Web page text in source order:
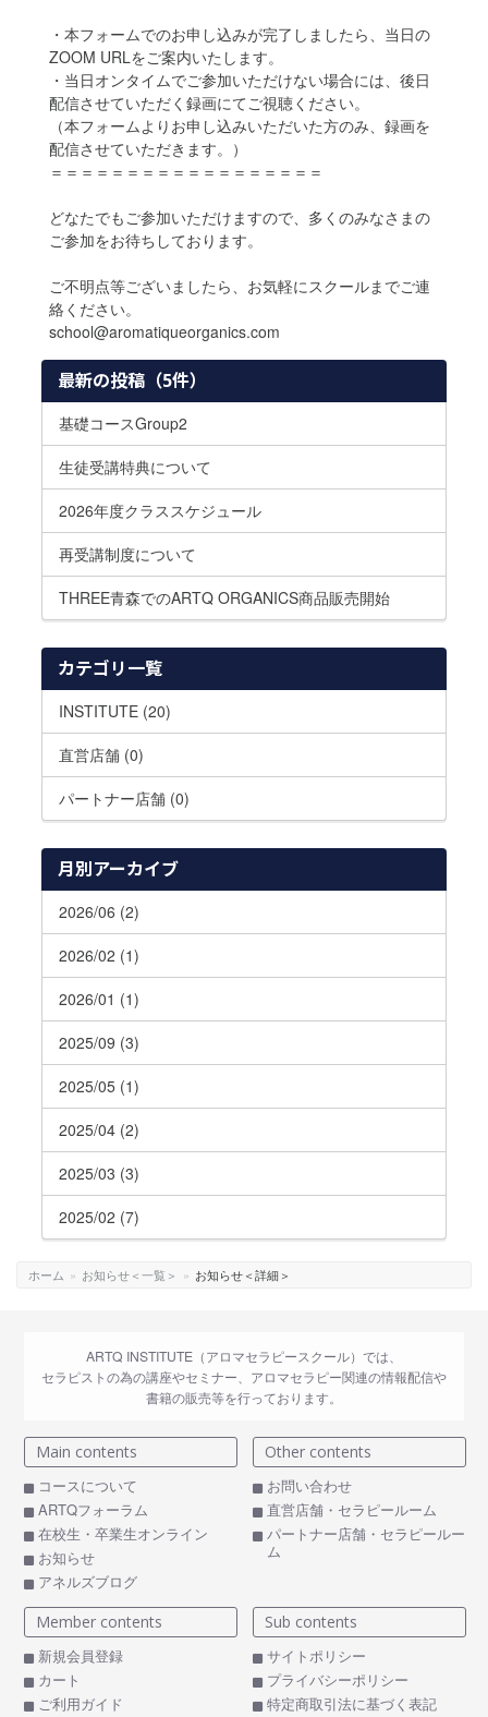
・本フォームでのお申し込みが完了しましたら、当日の
ZOOM URLをご案内いたします。
・当日オンタイムでご参加いただけない場合には、後日
配信させていただく録画にてご視聴ください。
（本フォームよりお申し込みいただいた方のみ、録画を
配信させていただきます。）
＝＝＝＝＝＝＝＝＝＝＝＝＝＝＝＝＝＝
どなたでもご参加いただけますので、多くのみなさまの
ご参加をお待ちしております。
ご不明点等ございましたら、お気軽にスクールまでご連
絡ください。
school@aromatiqueorganics.com
最新の投稿（5件）
基礎コースGroup2
生徒受講特典について
2026年度クラススケジュール
再受講制度について
THREE青森でのARTQ ORGANICS商品販売開始
カテゴリ一覧
INSTITUTE (20)
直営店舗 (0)
パートナー店舗 (0)
月別アーカイブ
2026/06 (2)
2026/02 (1)
2026/01 (1)
2025/09 (3)
2025/05 (1)
2025/04 (2)
2025/03 (3)
2025/02 (7)
ホーム » お知らせ＜一覧＞ » お知らせ＜詳細＞
ARTQ INSTITUTE（アロマセラピースクール）では、
セラピストの為の講座やセミナー、アロマセラピー関連の情報配信や
書籍の販売等を行っております。
Main contents
コースについて
ARTQフォーラム
在校生・卒業生オンライン
お知らせ
アネルズブログ
Other contents
お問い合わせ
直営店舗・セラピールーム
パートナー店舗・セラピールー
ム
Member contents
新規会員登録
カート
ご利用ガイド
Sub contents
サイトポリシー
プライバシーポリシー
特定商取引法に基づく表記